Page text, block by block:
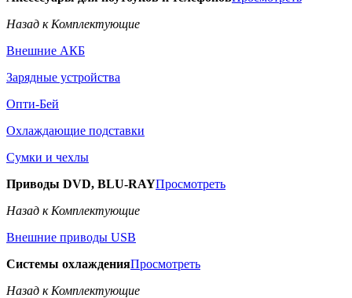
Назад к Комплектующие
Внешние АКБ
Зарядные устройства
Опти-Бей
Охлаждающие подставки
Сумки и чехлы
Приводы DVD, BLU-RAYПросмотреть
Назад к Комплектующие
Внешние приводы USB
Системы охлажденияПросмотреть
Назад к Комплектующие